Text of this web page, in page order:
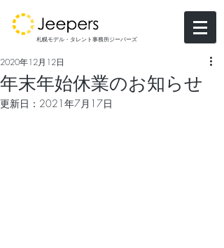
札幌モデル・タレント事務所ジーパーズ
年末年始休業のお知らせ
2020年12月12日
更新日： 2021年7月17日